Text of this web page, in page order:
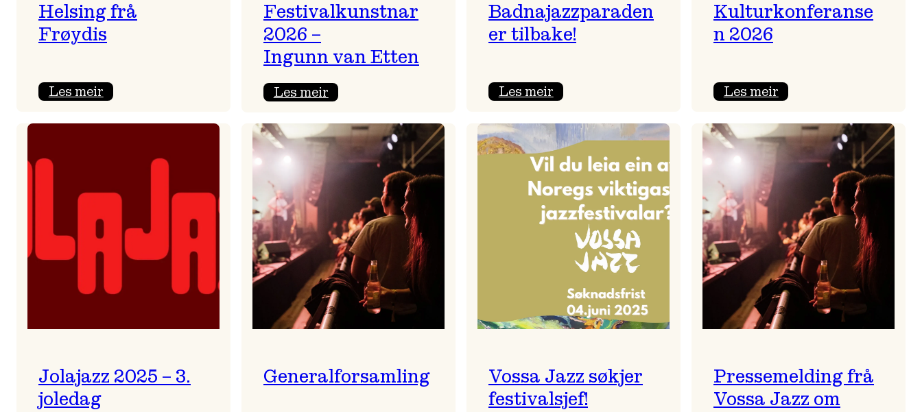
Helsing frå
Frøydis
Les meir:
frå
Festivalkunstnar
2026 –
Ingunn van Etten
Les meir:
2026
–
Ingunn van Etten
Badnajazzparaden
er tilbake!
Les meir:
er
tilbake!
Kulturkonferanse
n 2026
Les meir:
2026
Jolajazz 2025 – 3.
joledag
Generalforsamling
Vossa Jazz søkjer
festivalsjef!
Pressemelding frå
Vossa Jazz om